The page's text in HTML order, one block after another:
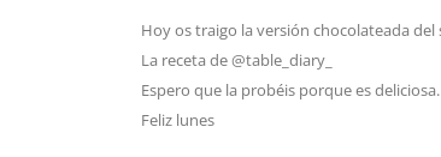
Hoy os traigo la versión chocolateada
La receta de @table_diary_
Espero que la probéis porque es deliciosa.
Feliz lunes